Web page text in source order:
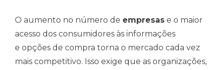
O aumento no número de empresas e o maior
acesso dos consumidores às informações
e opções de compra torna o mercado cada vez
mais competitivo. Isso exige que as organizações,